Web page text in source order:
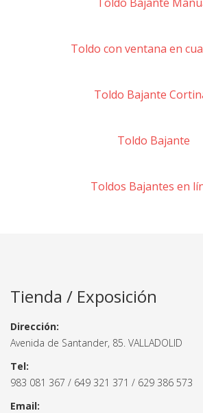
Toldo con ventana en
Toldo Bajante
Toldo Bajante
Toldos Bajantes en
Tienda / Exposición
Dirección:
Avenida de Santander, 85. VALLADOLID
Tel:
983 081 367 / 649 321 371 / 629 386 573
Email: